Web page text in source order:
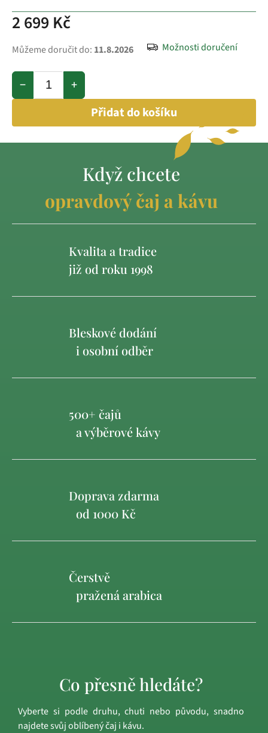
2 699 Kč
Můžeme doručit do: 11.8.2026 Možnosti doručení
+
−
Přidat do košíku
Když chcete
opravdový čaj a kávu
Kvalita a tradice
již od roku 1998
Bleskové dodání
i osobní odběr
500+ čajů
a výběrové kávy
Doprava zdarma
od 1000 Kč
Čerstvě
pražená arabica
Co přesně hledáte?
Vyberte si podle druhu, chuti nebo původu, snadno
najdete svůj oblíbený čaj i kávu.